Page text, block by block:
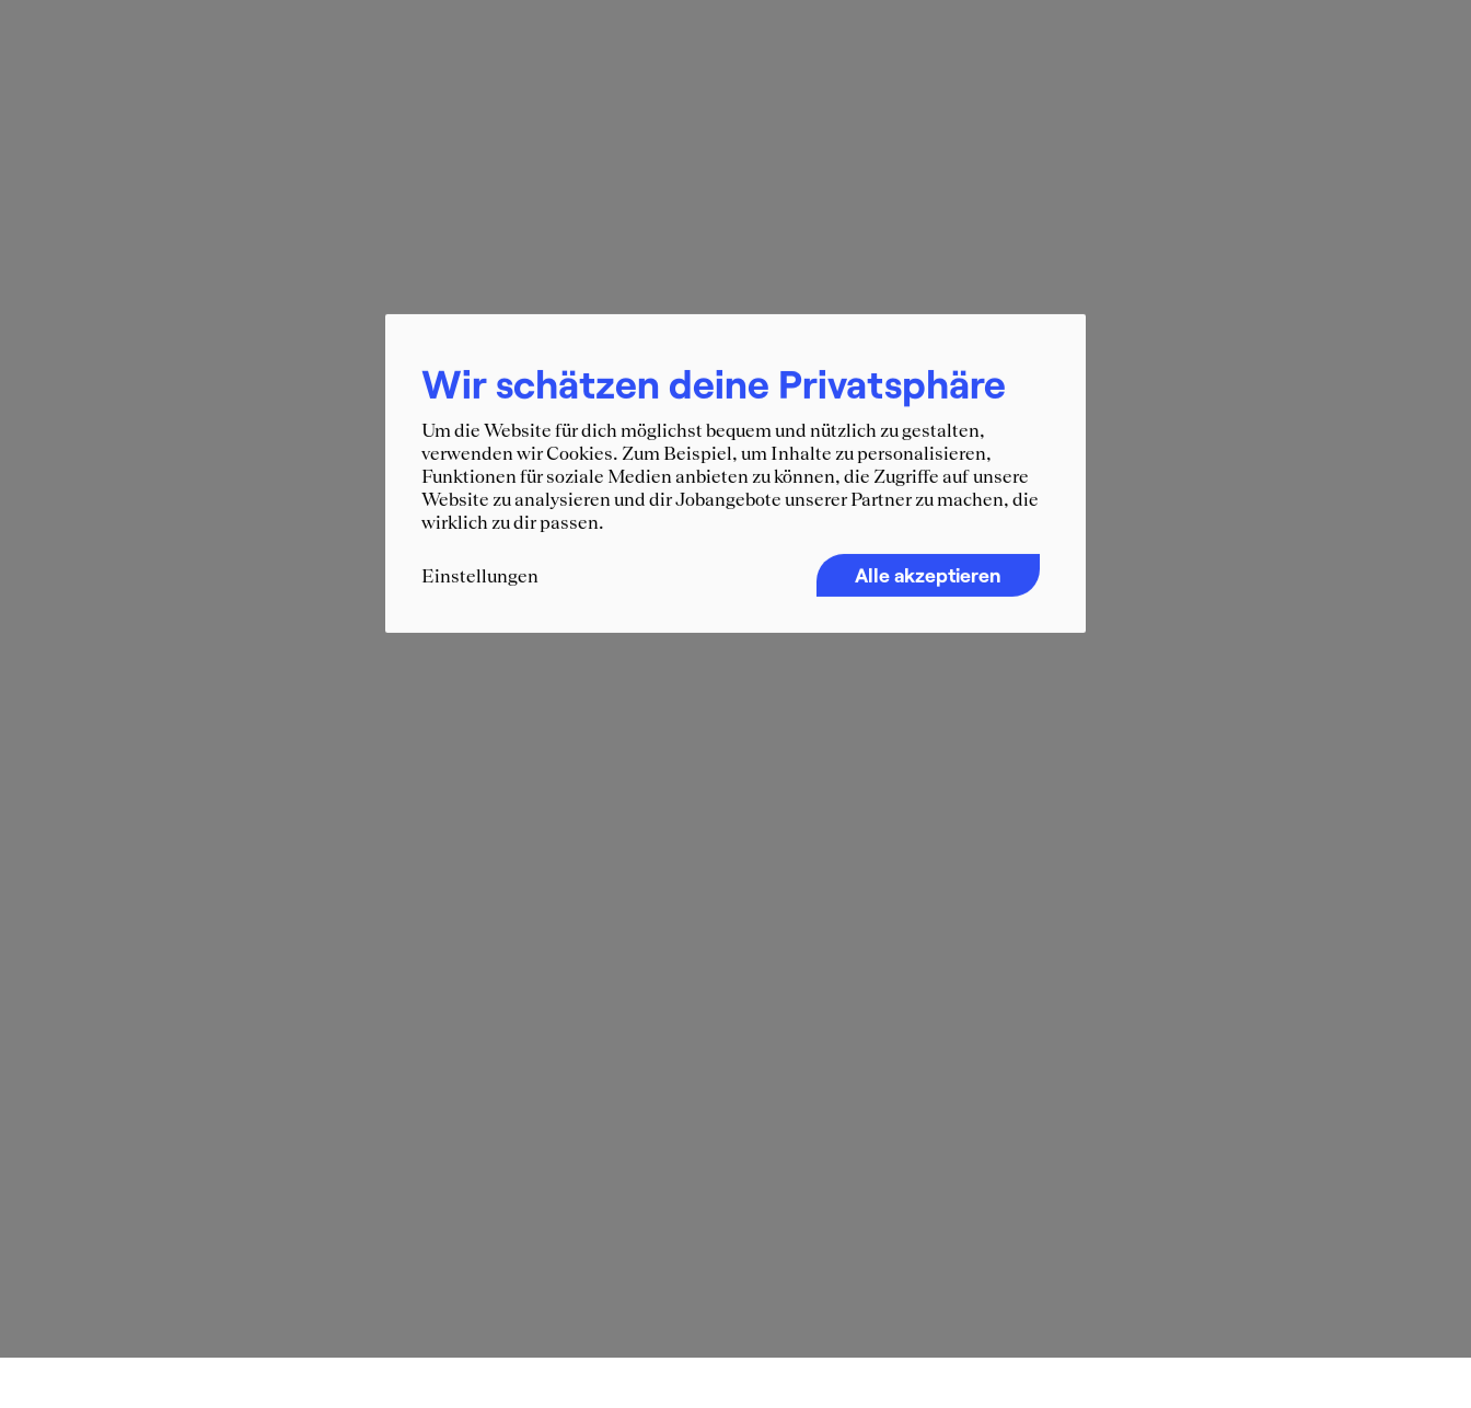
Wir schätzen deine Privatsphäre
Um die Website für dich möglichst bequem und nützlich zu gestalten,
verwenden wir Cookies. Zum Beispiel, um Inhalte zu personalisieren,
Funktionen für soziale Medien anbieten zu können, die Zugriffe auf unsere
Website zu analysieren und dir Jobangebote unserer Partner zu machen, die
wirklich zu dir passen.
Einstellungen Alle akzeptieren